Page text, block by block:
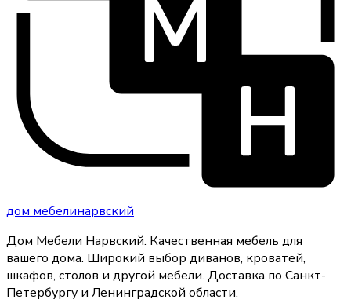
дом мебелинарвский
Дом Мебели Нарвский. Качественная мебель для
вашего дома. Широкий выбор диванов, кроватей,
шкафов, столов и другой мебели. Доставка по Санкт-
Петербургу и Ленинградской области.